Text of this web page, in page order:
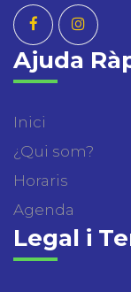
Ajuda
Inici
¿Qui som?
Horaris
Agenda
Legal i